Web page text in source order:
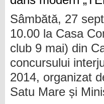
Sâmbătă, 27
10.00 la Casa
club 9 mai) din
concursului
2014, organizat
Satu Mare și